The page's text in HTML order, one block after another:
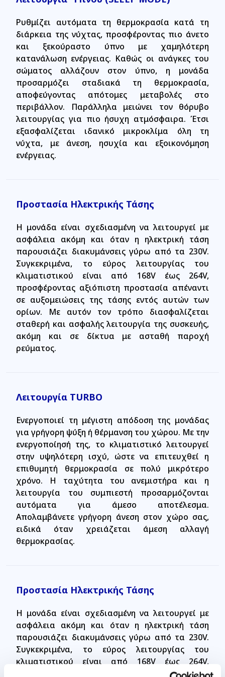
Ρυθμίζει αυτόματα τη θερμοκρασία κατά τη
διάρκεια της νύχτας, προσφέροντας πιο άνετο
και ξεκούραστο ύπνο με χαμηλότερη
κατανάλωση ενέργειας. Καθώς οι ανάγκες του
σώματος αλλάζουν στον ύπνο, η μονάδα
προσαρμόζει σταδιακά τη θερμοκρασία,
αποφεύγοντας απότομες μεταβολές στο
περιβάλλον. Παράλληλα μειώνει τον θόρυβο
λειτουργίας για πιο ήσυχη ατμόσφαιρα. Έτσι
εξασφαλίζεται ιδανικό μικροκλίμα όλη τη
νύχτα, με άνεση, ησυχία και εξοικονόμηση
ενέργειας.
Προστασία Ηλεκτρικής Τάσης
Η μονάδα είναι σχεδιασμένη να λειτουργεί με
ασφάλεια ακόμη και όταν η ηλεκτρική τάση
παρουσιάζει διακυμάνσεις γύρω από τα 230V.
Συγκεκριμένα, το εύρος λειτουργίας του
κλιματιστικού είναι από 168V έως 264V,
προσφέροντας αξιόπιστη προστασία απέναντι
σε αυξομειώσεις της τάσης εντός αυτών των
ορίων. Με αυτόν τον τρόπο διασφαλίζεται
σταθερή και ασφαλής λειτουργία της συσκευής,
ακόμη και σε δίκτυα με ασταθή παροχή
ρεύματος.
Λειτουργία TURBO
Ενεργοποιεί τη μέγιστη απόδοση της μονάδας
για γρήγορη ψύξη ή θέρμανση του χώρου. Με την
ενεργοποίησή της, το κλιματιστικό λειτουργεί
στην υψηλότερη ισχύ, ώστε να επιτευχθεί η
επιθυμητή θερμοκρασία σε πολύ μικρότερο
χρόνο. Η ταχύτητα του ανεμιστήρα και η
λειτουργία του συμπιεστή προσαρμόζονται
αυτόματα για άμεσο αποτέλεσμα.
Απολαμβάνετε γρήγορη άνεση στον χώρο σας,
ειδικά όταν χρειάζεται άμεση αλλαγή
θερμοκρασίας.
Προστασία Ηλεκτρικής Τάσης
Η μονάδα είναι σχεδιασμένη να λειτουργεί με
ασφάλεια ακόμη και όταν η ηλεκτρική τάση
παρουσιάζει διακυμάνσεις γύρω από τα 230V.
Συγκεκριμένα, το εύρος λειτουργίας του
κλιματιστικού είναι από 168V έως 264V,
προσφέροντας αξιόπιστη προστασία απέναντι